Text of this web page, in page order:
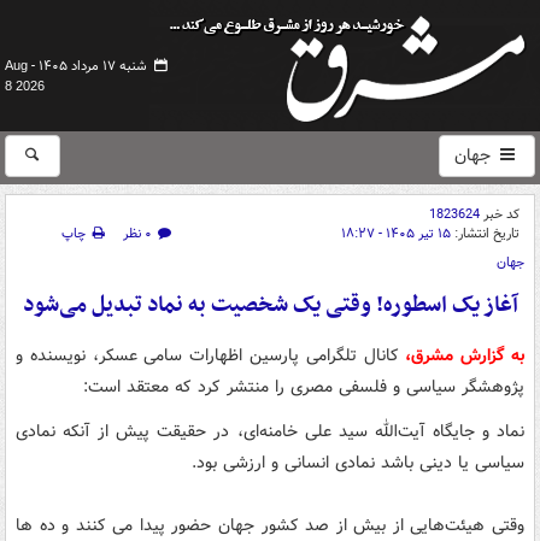
شنبه ۱۷ مرداد ۱۴۰۵ -
Aug
8 2026
جهان
کد خبر1823624
تاریخ انتشار: ۱۵ تیر ۱۴۰۵ - ۱۸:۲۷ ۰ نظر
چاپ
جهان
آغاز یک اسطوره! وقتی یک شخصیت به نماد تبدیل می‌شود
به گزارش مشرق، کانال تلگرامی پارسین اظهارات سامی عسکر، نویسنده و
پژوهشگر سیاسی و فلسفی مصری را منتشر کرد که معتقد است:
نماد و جایگاه آیت‌الله سید علی خامنه‌ای، در حقیقت پیش از آنکه نمادی
سیاسی یا دینی باشد نمادی انسانی و ارزشی بود.
وقتی هیئت‌هایی از بیش از صد کشور جهان حضور پیدا می کنند و ده ها